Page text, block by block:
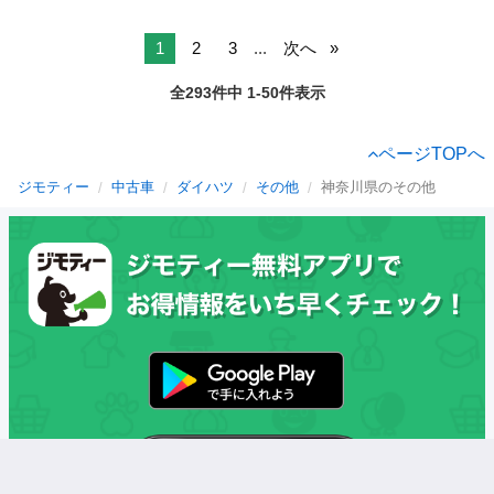
1 2 3 ... 次へ
全293件中 1-50件表示
ページTOPへ
ジモティー 中古車 ダイハツ その他 神奈川県のその他